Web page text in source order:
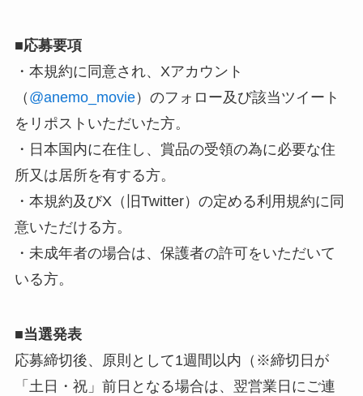
■応募要項
・本規約に同意され、Xアカウント
（ @anemo_movie）のフォロー及び該当ツイート
をリポストいただいた方。
・日本国内に在住し、賞品の受領の為に必要な住
所又は居所を有する方。
・本規約及びX（旧Twitter）の定める利用規約に同
意いただける方。
・未成年者の場合は、保護者の許可をいただいて
いる方。
■当選発表
応募締切後、原則として1週間以内（※締切日が
「土日・祝」前日となる場合は、翌営業日にご連